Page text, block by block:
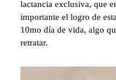
lactancia exclusiva, que
importante el logro de
10mo día de vida, algo
retratar.